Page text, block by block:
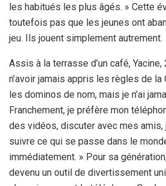
les habitués les plus âgés. » Cette
toutefois pas que les jeunes ont
jeu. Ils jouent simplement autrement.
Assis à la terrasse d’un café, Yacine,
n’avoir jamais appris les règles de la
les dominos de nom, mais je n’ai
Franchement, je préfère mon
des vidéos, discuter avec mes amis,
suivre ce qui se passe dans le
immédiatement. » Pour sa
devenu un outil de divertissement